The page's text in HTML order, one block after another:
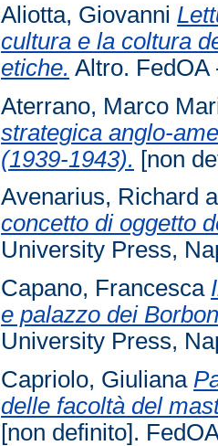
Aliotta, Giovanni
cultura e la coltura
etiche. Altro. FedOA
Aterrano, Marco
strategica anglo-
(1939-1943). [non
Avenarius, Richard
concetto di oggetto
University Press,
Capano, Francesca
e palazzo dei
University Press,
Capriolo, Giuliana
delle facoltà del
[non definito].